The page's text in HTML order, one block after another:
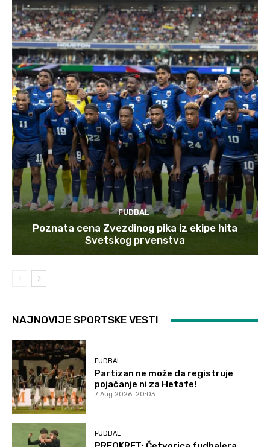
FUDBAL
Poznata cena Zvezdinog pika iz ekipe hita
Svetskog prvenstva
NAJNOVIJE SPORTSKE VESTI
FUDBAL
Partizan ne može da registruje
pojačanje ni za Hetafe!
7 Aug 2026. 20:03
FUDBAL